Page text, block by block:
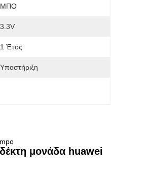
ΜΠΟ
3.3V
1 Έτος
Υποστήριξη
μονάδα huawei